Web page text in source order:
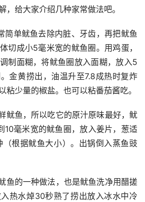
，给大家介绍几种家常做法吧。
简单鱿鱼去除内脏、牙齿，再把鱿鱼
切成小5毫米宽的鱿鱼圈。用鸡蛋，
制面糊，将鱿鱼圈放入面糊，放入5
金黄捞出，油温升至7.8成热时复炸
粘少量的椒盐。也可以粘番茄酱吃。
鱿鱼，所以吃它的原汁原味最好，鱿
10毫米宽的鱿鱼圈，放入姜片，葱适
根据鱿鱼大小）。出锅倒入蒸鱼豉
鱼的一种做法，也是鱿鱼洗净用醋搓
热水焯30秒熟了捞出放入冰水中冷